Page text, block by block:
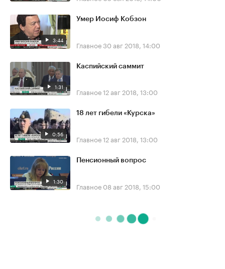
3:44
Умер Иосиф Кобзон
Главное30 авг 2018, 14:00
1:31
Каспийский саммит
Главное12 авг 2018, 13:00
0:56
18 лет гибели «Курска»
Главное12 авг 2018, 13:00
1:30
Пенсионный вопрос
Главное 08 авг 2018, 15:00